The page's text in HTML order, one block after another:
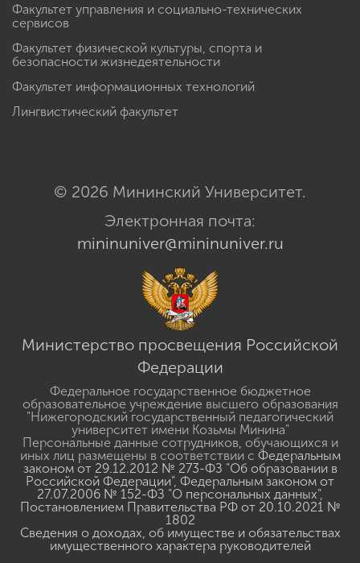
Факультет управления и социально-технических
сервисов
Факультет физической культуры, спорта и
безопасности жизнедеятельности
Факультет информационных технологий
Лингвистический факультет
© 2026 Мининский Университет.
Электронная почта:
mininuniver@mininuniver.ru
Министерство просвещения Российской
Федерации
Федеральное государственное бюджетное
образовательное учреждение высшего образования
"Нижегородский государственный педагогический
университет имени Козьмы Минина"
Персональные данные сотрудников, обучающихся и
иных лиц размещены в соответствии с Федеральным
законом от 29.12.2012 № 273-ФЗ "Об образовании в
Российской Федерации", Федеральным законом от
27.07.2006 № 152-ФЗ "О персональных данных",
Постановлением Правительства РФ от 20.10.2021 №
1802
Сведения о доходах, об имуществе и обязательствах
имущественного характера руководителей